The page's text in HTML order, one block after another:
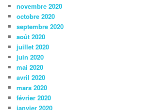
novembre 2020
octobre 2020
septembre 2020
août 2020
juillet 2020
juin 2020
mai 2020
avril 2020
mars 2020
février 2020
janvier 2020